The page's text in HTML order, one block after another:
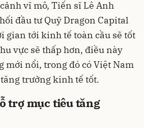
vĩ mô, Tiến sĩ Lê Anh
đầu tư Quỹ Dragon Capital
gian tới kinh tế toàn cầu sẽ tốt
vực sẽ thấp hơn, điều này
mới nổi, trong đó có Việt Nam
trưởng kinh tế tốt.
trợ mục tiêu tăng